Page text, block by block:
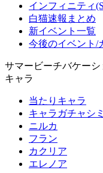
インフィニティ
白猫速報まとめ
新イベント一覧
今後のイベント/
サマービーチバケーシ
キャラ
当たりキャラ
キャラガチャシ
ニルカ
フラン
カクリア
エレノア